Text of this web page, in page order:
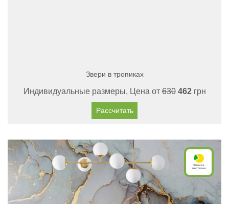
Звери в тропиках
Индивидуальные размеры, Цена от630 462грн
Рассчитать